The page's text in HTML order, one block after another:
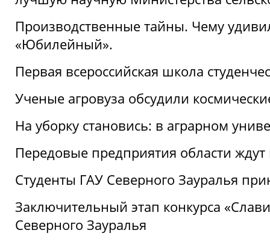
Производственные тайны. Чему
«Юбилейный».
Первая всероссийская школа
Ученые агровуза обсудили
На уборку становись: в аграрном
Передовые предприятия области ждут
Студенты ГАУ Северного Зауралья
Заключительный этап конкурса
Северного Зауралья